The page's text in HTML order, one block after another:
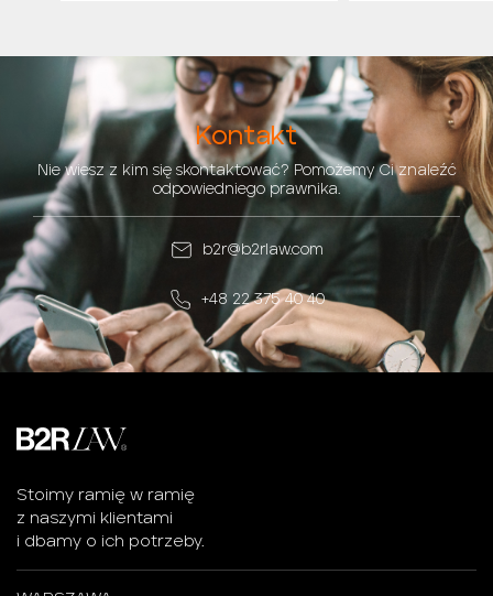
Kontakt
Nie wiesz z kim się skontaktować? Pomożemy Ci znaleźć
odpowiedniego prawnika.
b2r@b2rlaw.com
+48 22 375 40 40
Stoimy ramię w ramię
z naszymi klientami
i dbamy o ich potrzeby.